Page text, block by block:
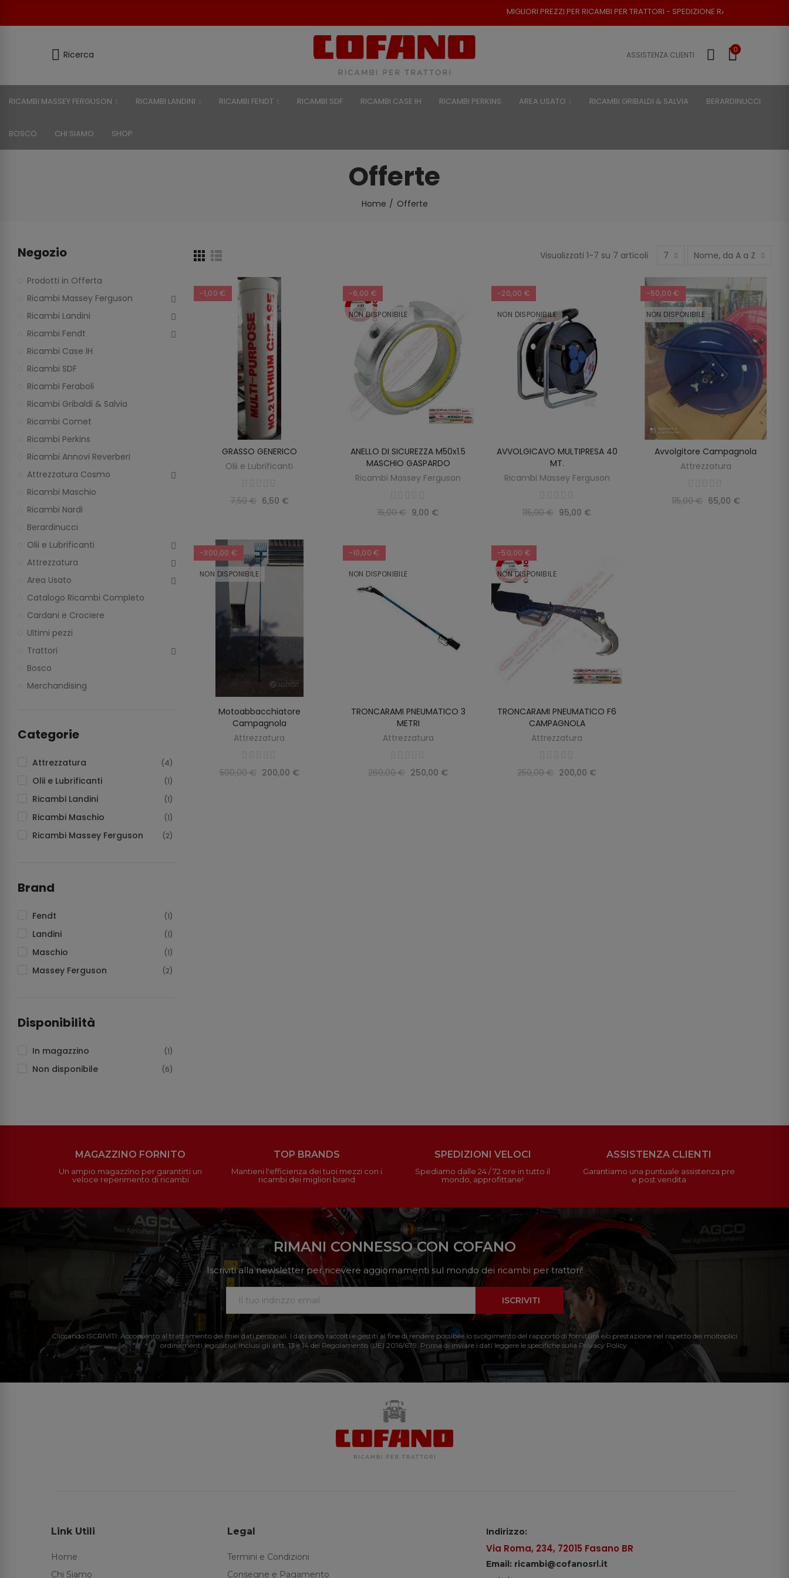
MIGLIORI PREZZI PER RICAMBI PER TRATTORI - SPEDIZIONE RAPIDA - RESO POSSIBILE
Ricerca ASSISTENZA CLIENTI
0
RICAMBI MASSEY FERGUSON RICAMBI LANDINI RICAMBI FENDT RICAMBI SDF RICAMBI CASE IH RICAMBI PERKINS AREA USATO RICAMBI GRIBALDI & SALVIA BERARDINUCCI
BOSCO CHI SIAMO SHOP
Offerte
Home Offerte
Visualizzati 1-7 su 7 articoli 7 Nome, da A a Z
-1,00 €
AGGIUNGI AL CARRELLO
GRASSO GENERICO
Olii e Lubrificanti
7,50 € 6,50 €
-6,00 €
NON DISPONIBILE
SCOPRIRE
ANELLO DI SICUREZZA M50x1.5
MASCHIO GASPARDO
Ricambi Massey Ferguson
15,00 € 9,00 €
-20,00 €
NON DISPONIBILE
SCOPRIRE
AVVOLGICAVO MULTIPRESA 40
MT.
Ricambi Massey Ferguson
115,00 € 95,00 €
-50,00 €
NON DISPONIBILE
SCOPRIRE
Avvolgitore Campagnola
Attrezzatura
115,00 € 65,00 €
-300,00 €
NON DISPONIBILE
SCOPRIRE
Motoabbacchiatore
Campagnola
Attrezzatura
500,00 € 200,00 €
-10,00 €
NON DISPONIBILE
SCOPRIRE
TRONCARAMI PNEUMATICO 3
METRI
Attrezzatura
260,00 € 250,00 €
-50,00 €
NON DISPONIBILE
SCOPRIRE
TRONCARAMI PNEUMATICO F6
CAMPAGNOLA
Attrezzatura
250,00 € 200,00 €
Negozio
Prodotti in Offerta
Ricambi Massey Ferguson
Ricambi Landini
Ricambi Fendt
Ricambi Case IH
Ricambi SDF
Ricambi Feraboli
Ricambi Gribaldi & Salvia
Ricambi Comet
Ricambi Perkins
Ricambi Annovi Reverberi
Attrezzatura Cosmo
Ricambi Maschio
Ricambi Nardi
Berardinucci
Olii e Lubrificanti
Attrezzatura
Area Usato
Catalogo Ricambi Completo
Cardani e Crociere
Ultimi pezzi
Trattori
Bosco
Merchandising
Categorie
Attrezzatura (4)
Olii e Lubrificanti (1)
Ricambi Landini (1)
Ricambi Maschio (1)
Ricambi Massey Ferguson (2)
Brand
Fendt (1)
Landini (1)
Maschio (1)
Massey Ferguson (2)
Disponibilità
In magazzino (1)
Non disponibile (6)
MAGAZZINO FORNITO
Un ampio magazzino per garantirti un
veloce reperimento di ricambi
TOP BRANDS
Mantieni l'efficienza dei tuoi mezzi con i
ricambi dei migliori brand
SPEDIZIONI VELOCI
Spediamo dalle 24 / 72 ore in tutto il
mondo, approfittane!
ASSISTENZA CLIENTI
Garantiamo una puntuale assistenza pre
e post vendita
RIMANI CONNESSO CON COFANO
Iscriviti alla newsletter per ricevere aggiornamenti sul mondo dei ricambi per trattori!
ISCRIVITI
Cliccando ISCRIVITI: Acconsento al trattamento dei miei dati personali. I dati sono raccolti e gestiti al fine di rendere possibile lo svolgimento del rapporto di fornitura e/o prestazione nel rispetto dei molteplici
ordinamenti legislativi, inclusi gli artt. 13 e 14 del Regolamento (UE) 2016/679. Prima di inviare i dati leggere le specifiche sulla Privacy Policy.
Link Utili
Home
Chi Siamo
Legal
Termini e Condizioni
Consegne e Pagamento
Indirizzo:
Via Roma, 234, 72015 Fasano BR
Email: ricambi@cofanosrl.it